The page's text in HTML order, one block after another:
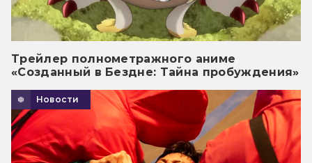
Трейлер полнометражного аниме
«Созданный в Бездне: Тайна пробуждения»
Новости